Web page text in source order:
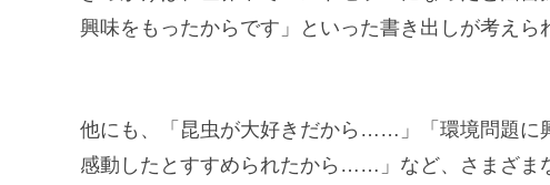
興味をもったからです」といった書き出しが考えら
他にも、「昆虫が大好きだから……」「環境問題
感動したとすすめられたから……」など、さまざま